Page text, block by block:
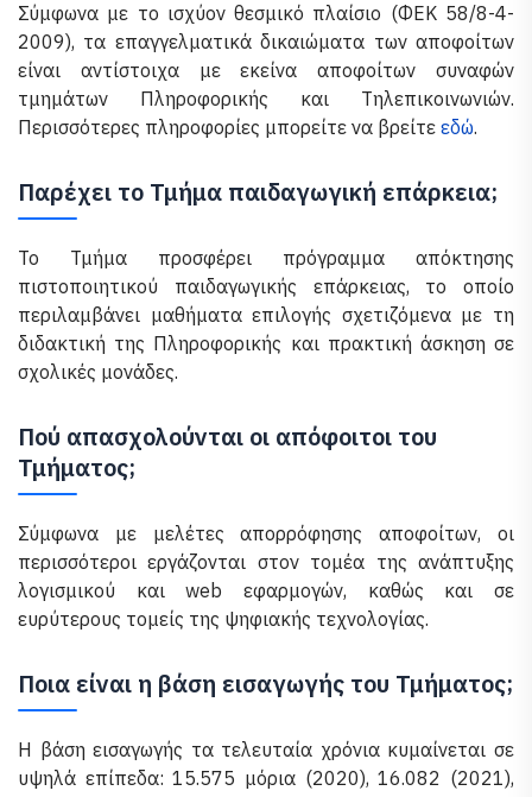
Σύμφωνα με το ισχύον θεσμικό πλαίσιο (ΦΕΚ 58/8-4-
2009), τα επαγγελματικά δικαιώματα των αποφοίτων
είναι αντίστοιχα με εκείνα αποφοίτων συναφών
τμημάτων Πληροφορικής και Τηλεπικοινωνιών.
Περισσότερες πληροφορίες μπορείτε να βρείτε εδώ.
Παρέχει το Τμήμα παιδαγωγική επάρκεια;
Το Τμήμα προσφέρει πρόγραμμα απόκτησης
πιστοποιητικού παιδαγωγικής επάρκειας, το οποίο
περιλαμβάνει μαθήματα επιλογής σχετιζόμενα με τη
διδακτική της Πληροφορικής και πρακτική άσκηση σε
σχολικές μονάδες.
Πού απασχολούνται οι απόφοιτοι του
Τμήματος;
Σύμφωνα με μελέτες απορρόφησης αποφοίτων, οι
περισσότεροι εργάζονται στον τομέα της ανάπτυξης
λογισμικού και web εφαρμογών, καθώς και σε
ευρύτερους τομείς της ψηφιακής τεχνολογίας.
Ποια είναι η βάση εισαγωγής του Τμήματος;
Η βάση εισαγωγής τα τελευταία χρόνια κυμαίνεται σε
υψηλά επίπεδα: 15.575 μόρια (2020), 16.082 (2021),